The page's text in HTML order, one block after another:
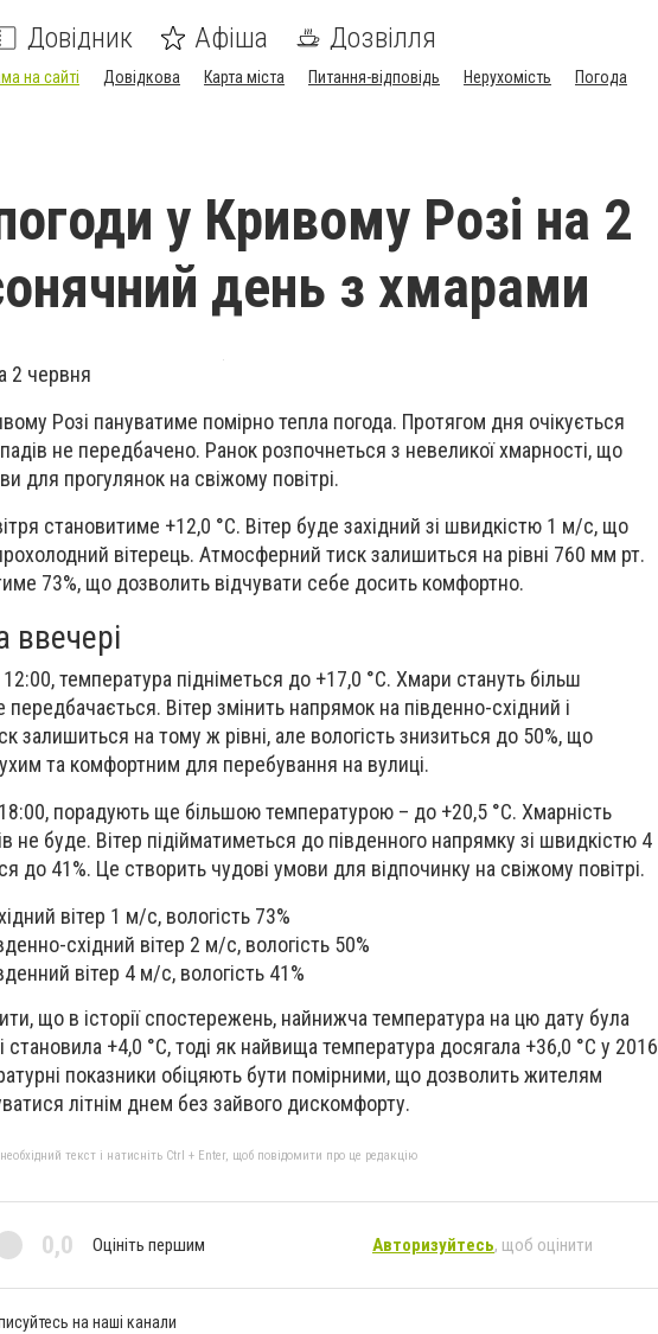
Довідник Афіша Дозвілля
на сайті Довідкова Карта міста Питання-відповідь Нерухомість Погода
у Кривому Розі на 2
день з хмарами
2 червня
Розі пануватиме помірно тепла погода. Протягом дня очікується
не передбачено. Ранок розпочнеться з невеликої хмарності, що
для прогулянок на свіжому повітрі.
становитиме +12,0 °С. Вітер буде західний зі швидкістю 1 м/с, що
вітерець. Атмосферний тиск залишиться на рівні 760 мм рт.
73%, що дозволить відчувати себе досить комфортно.
ввечері
температура підніметься до +17,0 °С. Хмари стануть більш
передбачається. Вітер змінить напрямок на південно-східний і
залишиться на тому ж рівні, але вологість знизиться до 50%, що
та комфортним для перебування на вулиці.
18:00, порадують ще більшою температурою – до +20,5 °С. Хмарність
не буде. Вітер підійматиметься до південного напрямку зі швидкістю 4
до 41%. Це створить чудові умови для відпочинку на свіжому повітрі.
вітер 1 м/с, вологість 73%
східний вітер 2 м/с, вологість 50%
вітер 4 м/с, вологість 41%
що в історії спостережень, найнижча температура на цю дату була
становила +4,0 °С, тоді як найвища температура досягала +36,0 °С у 2016
показники обіцяють бути помірними, що дозволить жителям
літнім днем без зайвого дискомфорту.
текст і натисніть Ctrl + Enter, щоб повідомити про це редакцію
0,0 Оцініть першим Авторизуйтесь, щоб оцінити
на наші канали